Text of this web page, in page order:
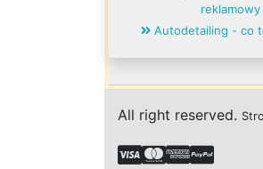
reklamowy
Autodetailing - co
All right reserved.